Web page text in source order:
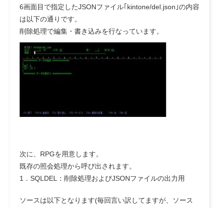
6画面目で指定したJSONファイル｢kintone/del.json｣の内容
は以下の通りです。
削除処理で編集・書き込みを行なっています。
次に、RPGを用意します。
既存の照会処理から呼び出されます。
1．SQLDEL：削除処理およびJSONファイルの出力用
ソースは以下となります(毎回言い訳してますが、ソース